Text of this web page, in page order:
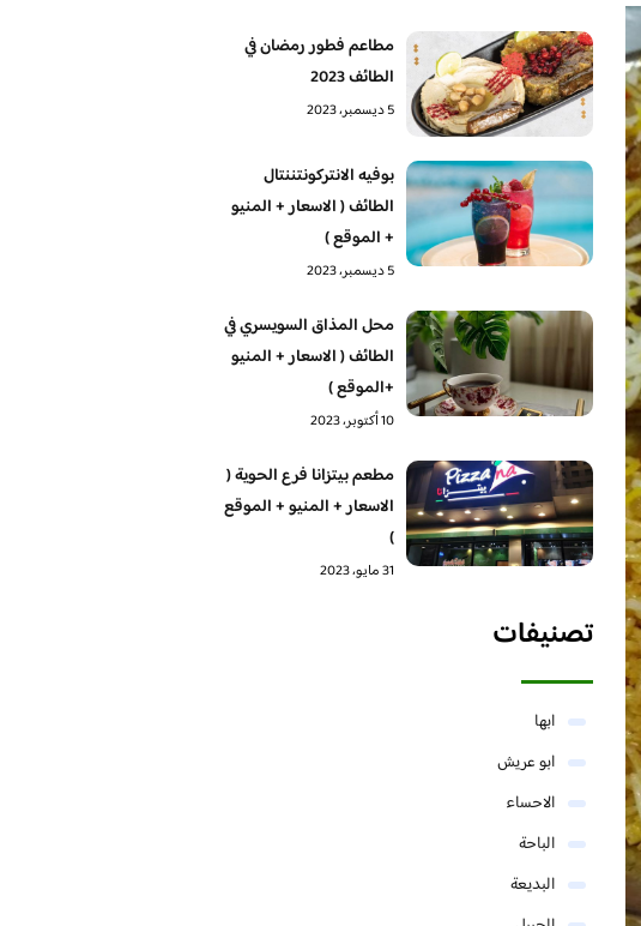
مطاعم فطور رمضان في
الطائف 2023
5 ديسمبر، 2023
بوفيه الانتركونتننتال
الطائف ( الاسعار + المنيو
+ الموقع )
5 ديسمبر، 2023
محل المذاق السويسري في
الطائف ( الاسعار + المنيو
+الموقع )
10 أكتوبر، 2023
مطعم بيتزانا فرع الحوية (
الاسعار + المنيو + الموقع
)
31 مايو، 2023
تصنيفات
ابها
ابو عريش
الاحساء
الباحة
البديعة